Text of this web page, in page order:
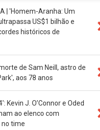
| 'Homem-Aranha: Um
US$1 bilhão e
históricos de
de Sam Neill, astro de
aos 78 anos
Kevin J. O’Connor e Oded
ao elenco com
no time